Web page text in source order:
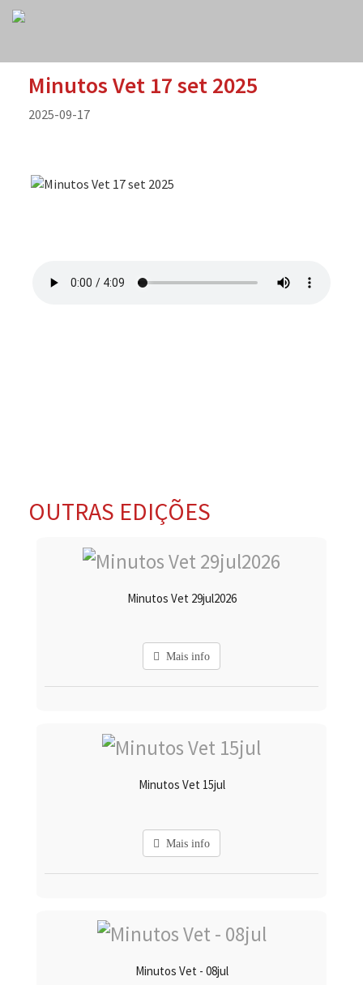
Minutos Vet 17 set 2025
2025-09-17
OUTRAS EDIÇÕES
Minutos Vet 29jul2026
Mais info
Minutos Vet 15jul
Mais info
Minutos Vet - 08jul